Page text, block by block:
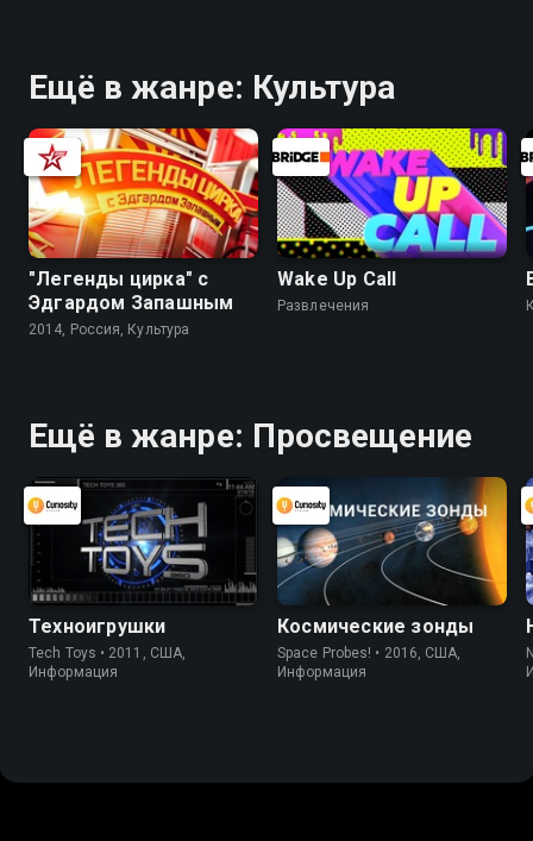
Ещё в жанре: Культура
"Легенды цирка" с
Эдгардом Запашным
2014, Россия, Культура
Wake Up Call
Развлечения
Ещё в жанре: Просвещение
Техноигрушки
Tech Toys • 2011, США,
Информация
Космические зонды
Space Probes! • 2016, США,
Информация